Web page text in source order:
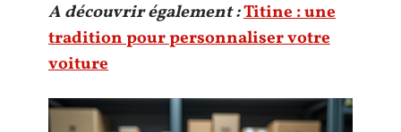
A découvrir également :Titine : une
tradition pour personnaliser votre
voiture